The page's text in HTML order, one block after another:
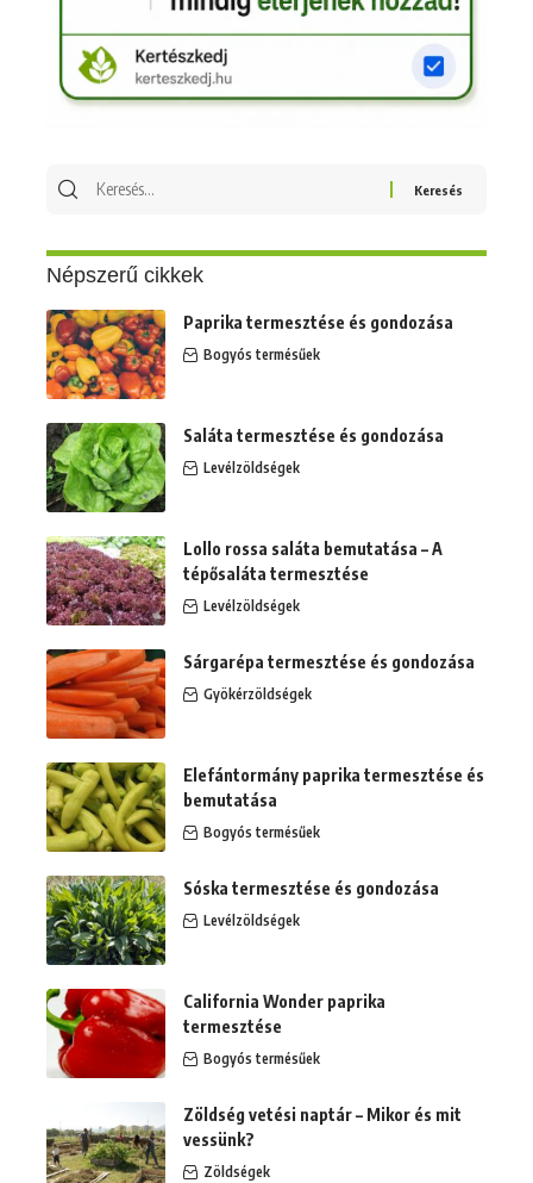
Keresés
Népszerű cikkek
Paprika termesztése és gondozása
Bogyós termésűek
Saláta termesztése és gondozása
Levélzöldségek
Lollo rossa saláta bemutatása – A
tépősaláta termesztése
Levélzöldségek
Sárgarépa termesztése és gondozása
Gyökérzöldségek
Elefántormány paprika termesztése és
bemutatása
Bogyós termésűek
Sóska termesztése és gondozása
Levélzöldségek
California Wonder paprika
termesztése
Bogyós termésűek
Zöldség vetési naptár – Mikor és mit
vessünk?
Zöldségek